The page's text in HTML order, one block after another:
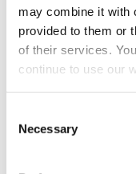
may combine it with
provided to them or
of their services.
continue to use our
Selection
Necessary
Al igual que en el
la gestión de
mediante
De forma similar a lo
contribución de las
esencial de la
remediación de